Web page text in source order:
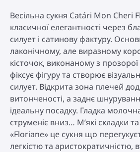
Весільна сукня Catári Mon Cheri
класичної елегантності через
силует і сатинову фактуру.
лаконічному, але виразному
кісточок, виконаному з
фіксує фігуру та створює
силует. Відкрита зона плечей
витонченості, а заднє
ідеальну посадку. Гладка
струменіє вниз… М’які складки
«Floriane» це сукня що
легкістю та аристократичністю,